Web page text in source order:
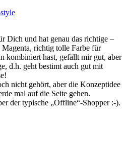
Dich und hat genau das richtige –
richtig tolle Farbe für
kombiniert hast, gefällt mir gut, aber
d.h. geht bestimt auch gut mit
nicht gehört, aber die Konzeptidee
mal auf die Seite gehen.
der typische „Offline“-Shopper :-).